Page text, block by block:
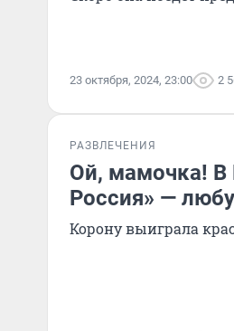
23 октября, 2024, 23:00 2
РАЗВЛЕЧЕНИЯ
Ой, мамочка!
Россия» —
Корону выиграла